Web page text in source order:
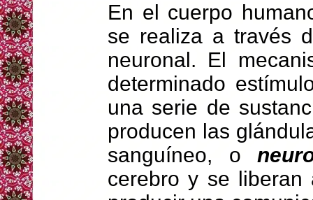
En el cuerpo
se realiza a través
neuronal. El
determinado
una serie de
producen las
sanguíneo, o
cerebro y se